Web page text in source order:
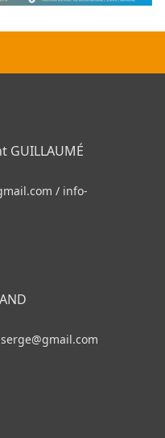
GUILLAUMÉ
/ info-